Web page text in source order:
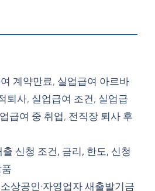
계약만료, 실업급여 아르바
퇴사, 실업급여 조건, 실업급
급여 중 취업, 전직장 퇴사 후
신청 조건, 금리, 한도, 신청
상공인·자영업자 새출발기금